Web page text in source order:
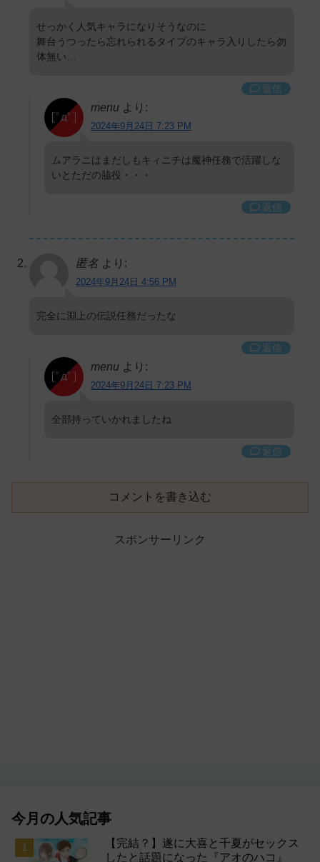
せっかく人気キャラになりそうなのに
舞台うつったら忘れられるタイプのキャラ入りしたら勿
体無い…
返信
menu より:
2024年9月24日 7:23 PM
ムアラニはまだしもキィニチは魔神任務で活躍しな
いとただの脇役・・・
返信
匿名 より:
2024年9月24日 4:56 PM
完全に淵上の伝説任務だったな
返信
menu より:
2024年9月24日 7:23 PM
全部持っていかれましたね
返信
コメントを書き込む
スポンサーリンク
今月の人気記事
【完結？】遂に大喜と千夏がセックス
したと話題になった『アオのハコ』